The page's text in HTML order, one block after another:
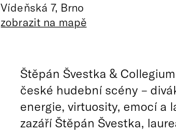
Vídeňská 7, Brno
zobrazit na mapě
Štěpán Švestka &
české hudební scény –
energie, virtuosity, emocí a
zazáří Štěpán Švestka,